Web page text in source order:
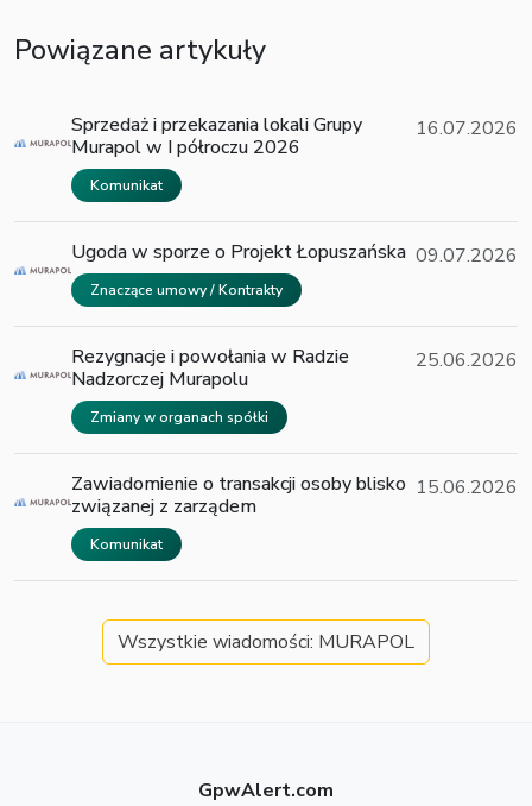
Powiązane artykuły
Sprzedaż i przekazania lokali Grupy
Murapol w I półroczu 2026
Komunikat
16.07.2026
Ugoda w sporze o Projekt Łopuszańska
Znaczące umowy / Kontrakty
09.07.2026
Rezygnacje i powołania w Radzie
Nadzorczej Murapolu
Zmiany w organach spółki
25.06.2026
Zawiadomienie o transakcji osoby blisko
związanej z zarządem
Komunikat
15.06.2026
Wszystkie wiadomości: MURAPOL
GpwAlert.com